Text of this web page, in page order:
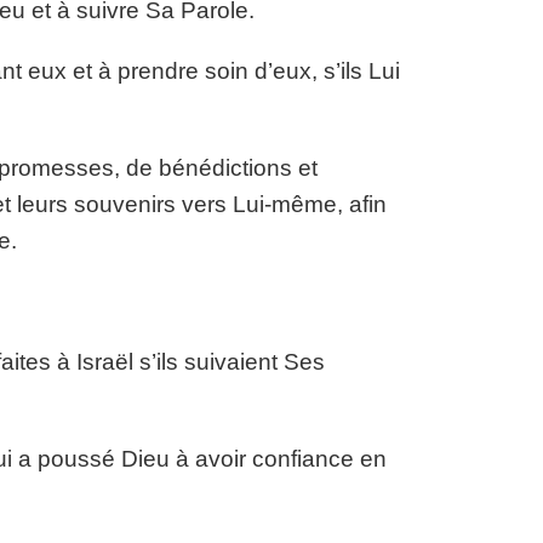
et à suivre Sa Parole.
eux et à prendre soin d’eux, s’ils Lui
de bénédictions et
leurs souvenirs vers Lui-même, afin
à Israël s’ils suivaient Ses
a poussé Dieu à avoir confiance en